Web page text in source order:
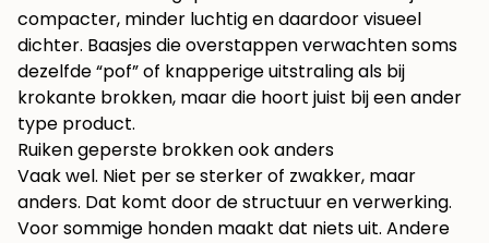
compacter, minder luchtig en daardoor visueel
dichter. Baasjes die overstappen verwachten soms
dezelfde “pof” of knapperige uitstraling als bij
krokante brokken, maar die hoort juist bij een ander
type product.
Ruiken geperste brokken ook anders
Vaak wel. Niet per se sterker of zwakker, maar
anders. Dat komt door de structuur en verwerking.
Voor sommige honden maakt dat niets uit. Andere